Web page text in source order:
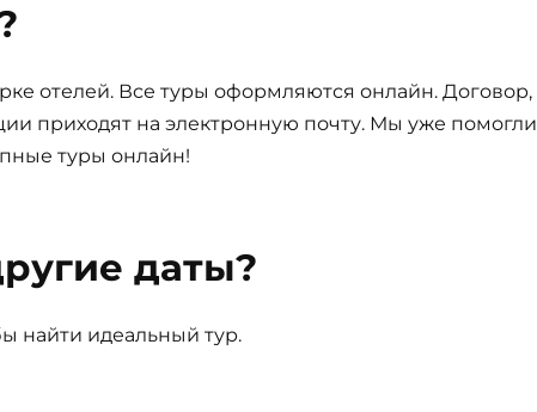
отелей. Все туры оформляются онлайн. Договор,
приходят на электронную почту. Мы уже помогли
туры онлайн!
даты?
найти идеальный тур.